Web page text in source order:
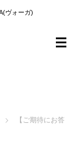
ヴォーガ)
【ご期待にお答